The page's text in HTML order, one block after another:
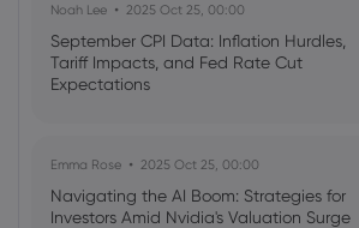
Noah Lee 2025 Oct 25, 00:00
September CPI Data: Inflation Hurdles,
Tariff Impacts, and Fed Rate Cut
Expectations
Emma Rose 2025 Oct 25, 00:00
Navigating the AI Boom: Strategies for
Investors Amid Nvidia's Valuation Surge